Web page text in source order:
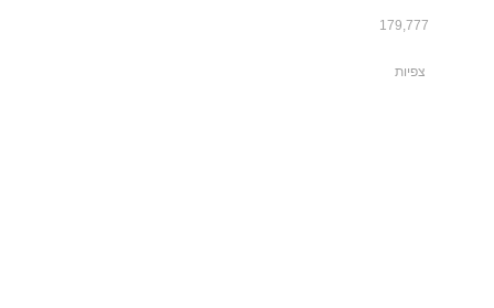
179,777
צפיות